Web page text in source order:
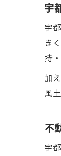
宇
宇
き
持
加
風
不
宇